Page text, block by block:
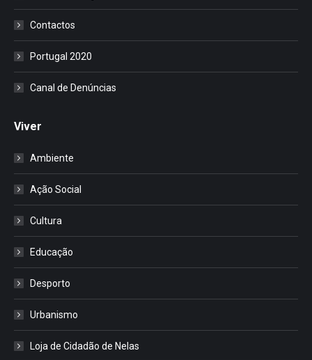
Contactos
Portugal 2020
Canal de Denúncias
Viver
Ambiente
Ação Social
Cultura
Educação
Desporto
Urbanismo
Loja de Cidadão de Nelas